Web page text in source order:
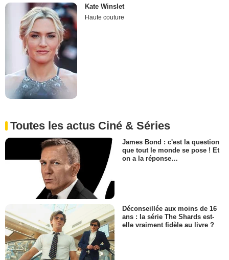
Kate Winslet
Haute couture
Toutes les actus Ciné & Séries
James Bond : c'est la question
que tout le monde se pose ! Et
on a la réponse…
Déconseillée aux moins de 16
ans : la série The Shards est-
elle vraiment fidèle au livre ?